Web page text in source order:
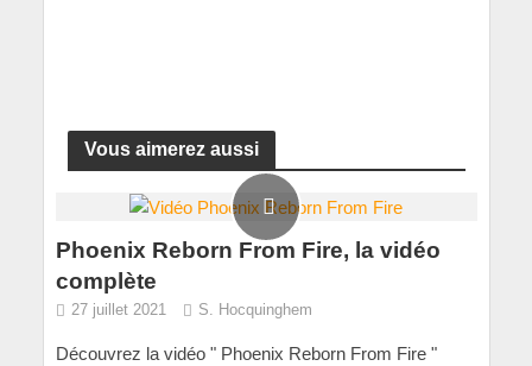
Vous aimerez aussi
Phoenix Reborn From Fire, la vidéo
complète
27 juillet 2021 S. Hocquinghem
Découvrez la vidéo " Phoenix Reborn From Fire "